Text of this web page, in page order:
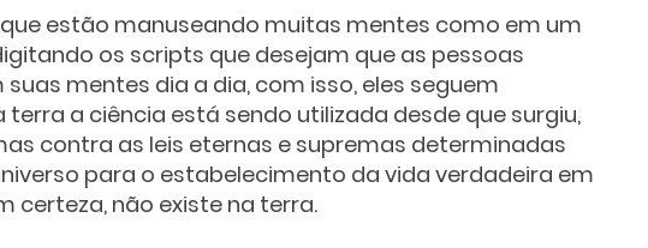
estão manuseando muitas mentes como em um
os scripts que desejam que as pessoas
mentes dia a dia, com isso, eles seguem
terra a ciência está sendo utilizada desde que surgiu,
contra as leis eternas e supremas determinadas
para o estabelecimento da vida verdadeira em
certeza, não existe na terra.